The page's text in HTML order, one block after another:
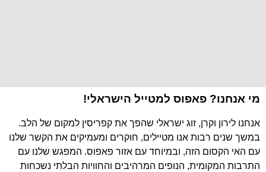
מי אנחנו? פאפוס למטייל הישראלי!
אנחנו לירון וקרן, זוג ישראלי שהפך את קפריסין למקום של הלב.
במשך שנים רבות אנו מטיילים, חוקרים ומעמיקים את הקשר שלנו
עם האי הקסום הזה, ובמיוחד עם אזור פאפוס. המפגש שלנו עם
התרבות המקומית, הנופים המרהיבים והחוויות הבלתי נשכחות